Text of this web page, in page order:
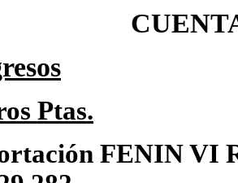
Ptas.
FENIN VI